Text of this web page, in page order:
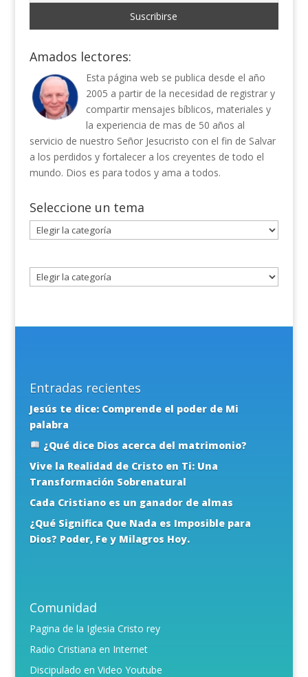
Amados lectores:
Esta página web se publica desde el año
2005 a partir de la necesidad de registrar y
compartir mensajes bíblicos, materiales y
la experiencia de mas de 50 años al
servicio de nuestro Señor Jesucristo con el fin de Salvar
a los perdidos y fortalecer a los creyentes de todo el
mundo. Dios es para todos y ama a todos.
Seleccione un tema
Seleccione
un
Entradas recientes
Jesús te dice: Comprende el poder de Mi
palabra
¿Qué dice Dios acerca del matrimonio?
Vive la Realidad de Cristo en Ti: Una
Transformación Sobrenatural
Cada Cristiano es un ganador de almas
¿Qué Significa Que Nada es Imposible para
Dios? Poder, Fe y Milagros Hoy.
Comunidad
Pagina de la Iglesia Cristo rey
Radio Cristiana en Internet
Discipulado en Video Youtube